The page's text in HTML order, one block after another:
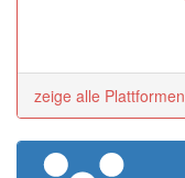
zeige alle Plattformen